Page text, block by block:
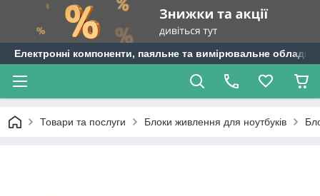
Електронні компоненти, паяльне та вимірювальне
Товари та послуги Блоки живлення для ноутбуків